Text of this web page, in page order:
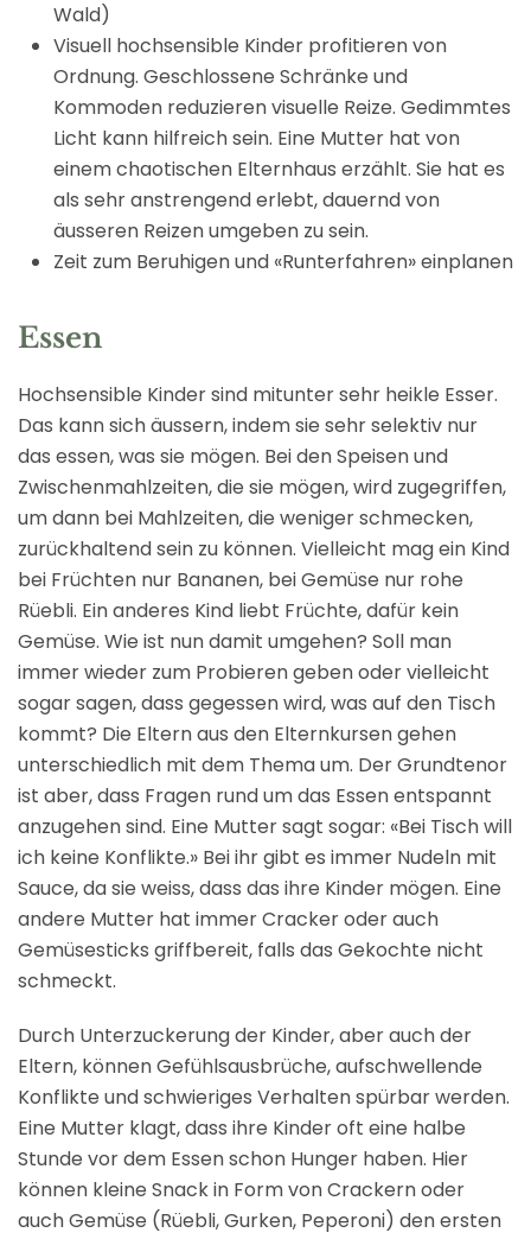
Wald)
Visuell hochsensible Kinder profitieren von
Ordnung. Geschlossene Schränke und
Kommoden reduzieren visuelle Reize. Gedimmtes
Licht kann hilfreich sein. Eine Mutter hat von
einem chaotischen Elternhaus erzählt. Sie hat es
als sehr anstrengend erlebt, dauernd von
äusseren Reizen umgeben zu sein.
Zeit zum Beruhigen und «Runterfahren» einplanen
Essen
Hochsensible Kinder sind mitunter sehr heikle Esser.
Das kann sich äussern, indem sie sehr selektiv nur
das essen, was sie mögen. Bei den Speisen und
Zwischenmahlzeiten, die sie mögen, wird zugegriffen,
um dann bei Mahlzeiten, die weniger schmecken,
zurückhaltend sein zu können. Vielleicht mag ein Kind
bei Früchten nur Bananen, bei Gemüse nur rohe
Rüebli. Ein anderes Kind liebt Früchte, dafür kein
Gemüse. Wie ist nun damit umgehen? Soll man
immer wieder zum Probieren geben oder vielleicht
sogar sagen, dass gegessen wird, was auf den Tisch
kommt? Die Eltern aus den Elternkursen gehen
unterschiedlich mit dem Thema um. Der Grundtenor
ist aber, dass Fragen rund um das Essen entspannt
anzugehen sind. Eine Mutter sagt sogar: «Bei Tisch will
ich keine Konflikte.» Bei ihr gibt es immer Nudeln mit
Sauce, da sie weiss, dass das ihre Kinder mögen. Eine
andere Mutter hat immer Cracker oder auch
Gemüsesticks griffbereit, falls das Gekochte nicht
schmeckt.
Durch Unterzuckerung der Kinder, aber auch der
Eltern, können Gefühlsausbrüche, aufschwellende
Konflikte und schwieriges Verhalten spürbar werden.
Eine Mutter klagt, dass ihre Kinder oft eine halbe
Stunde vor dem Essen schon Hunger haben. Hier
können kleine Snack in Form von Crackern oder
auch Gemüse (Rüebli, Gurken, Peperoni) den ersten